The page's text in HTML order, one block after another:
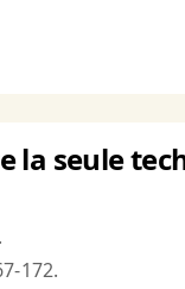
la seule
172.